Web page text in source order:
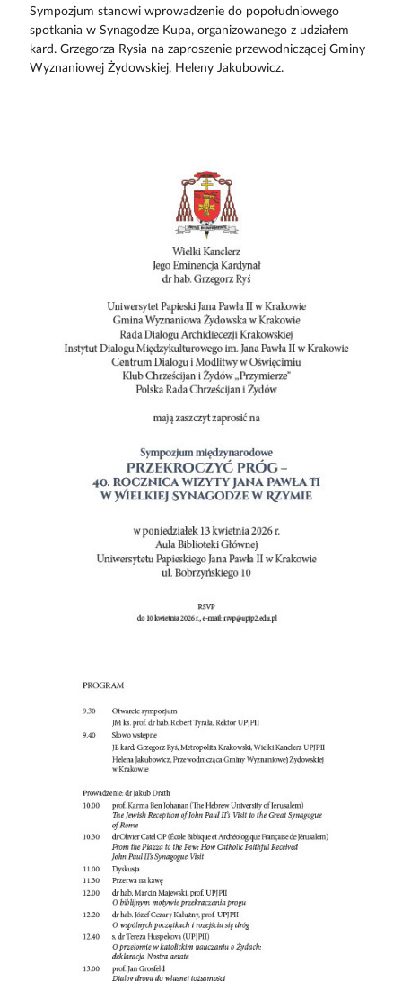
Sympozjum stanowi wprowadzenie do popołudniowego
spotkania w Synagodze Kupa, organizowanego z udziałem
kard. Grzegorza Rysia na zaproszenie przewodniczącej Gminy
Wyznaniowej Żydowskiej, Heleny Jakubowicz.